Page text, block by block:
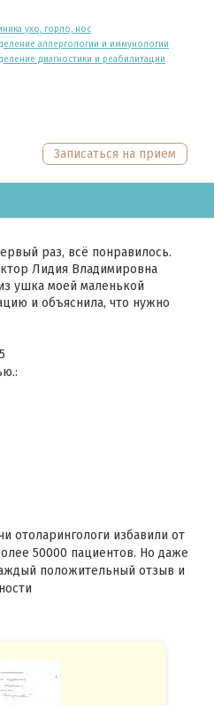
ухо, горло, нос
аллергологии и иммунологии
диагностики и реабилитации
Записаться на прием
раз, всё понравилось.
Лидия Владимировна
ушка моей маленькой
и объяснила, что нужно
отоларингологи избавили от
50000 пациентов. Но даже
положительный отзыв и